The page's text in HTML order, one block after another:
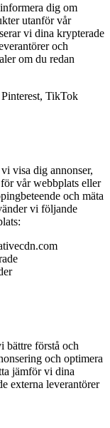
dig om
utanför vår
vi dina krypterade
och
om du redan
TikTok
visa dig annonser,
vår webbplats eller
och mäta
vi följande
bättre förstå och
och optimera
jämför vi dina
externa leverantörer